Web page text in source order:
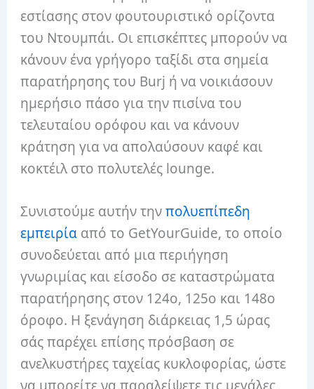
εστίασης στον φουτουριστικό ορίζοντα
του Ντουμπάι. Οι επισκέπτες μπορούν να
κάνουν ένα γρήγορο ταξίδι στα σημεία
παρατήρησης του Burj ή να νοικιάσουν
ημερήσιο πάσο για την πισίνα του
τελευταίου ορόφου και να κάνουν
κράτηση για να απολαύσουν καφέ και
κοκτέιλ στο πολυτελές lounge.
Συνιστούμε αυτήν τηνπολυεπίπεδη
εμπειρία από το GetYourGuide, το οποίο
συνοδεύεται από μια περιήγηση
γνωριμίας και είσοδο σε καταστρώματα
παρατήρησης στον 124ο, 125ο και 148ο
όροφο. Η ξενάγηση διάρκειας 1,5 ώρας
σάς παρέχει επίσης πρόσβαση σε
ανελκυστήρες ταχείας κυκλοφορίας, ώστε